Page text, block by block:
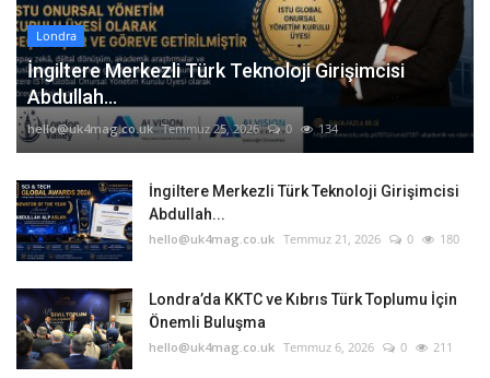
Londra
İngiltere Merkezli Türk Teknoloji Girişimcisi
Abdullah...
hello@uk4mag.co.uk Temmuz 25, 2026 0 134
İngiltere Merkezli Türk Teknoloji Girişimcisi
Abdullah...
hello@uk4mag.co.uk Temmuz 21, 2026 0 180
Londra’da KKTC ve Kıbrıs Türk Toplumu İçin
Önemli Buluşma
hello@uk4mag.co.uk Temmuz 6, 2026 0 211